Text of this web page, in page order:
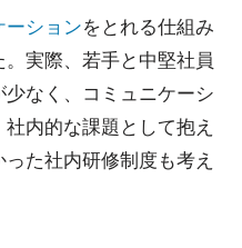
ーションをとれる仕組み
実際、若手と中堅社員
なく、コミュニケーシ
内的な課題として抱え
た社内研修制度も考え